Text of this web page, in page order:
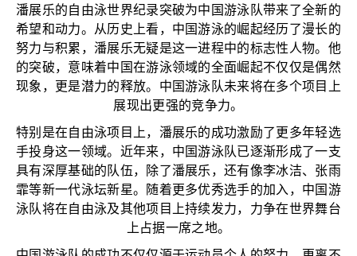
潘展乐的自由泳世界纪录突破为中国游泳队带来了全新的
希望和动力。从历史上看，中国游泳的崛起经历了漫长的
努力与积累，潘展乐无疑是这一进程中的标志性人物。他
的突破，意味着中国在游泳领域的全面崛起不仅仅是偶然
现象，更是潜力的释放。中国游泳队未来将在多个项目上
展现出更强的竞争力。
特别是在自由泳项目上，潘展乐的成功激励了更多年轻选
手投身这一领域。近年来，中国游泳队已逐渐形成了一支
具有深厚基础的队伍，除了潘展乐，还有像李冰洁、张雨
霏等新一代泳坛新星。随着更多优秀选手的加入，中国游
泳队将在自由泳及其他项目上持续发力，力争在世界舞台
上占据一席之地。